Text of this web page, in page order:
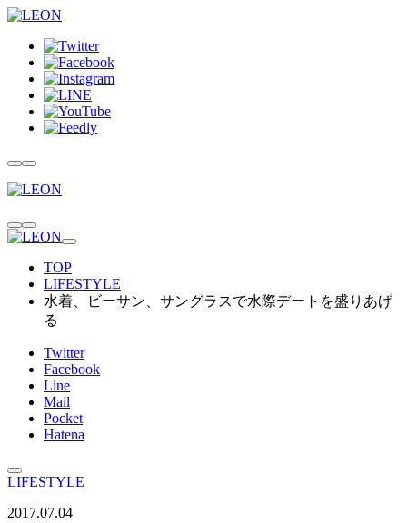
TOP
LIFESTYLE
水着、ビーサン、サングラスで水際デートを盛りあげ
る
Twitter
Facebook
Line
Mail
Pocket
Hatena
LIFESTYLE
2017.07.04